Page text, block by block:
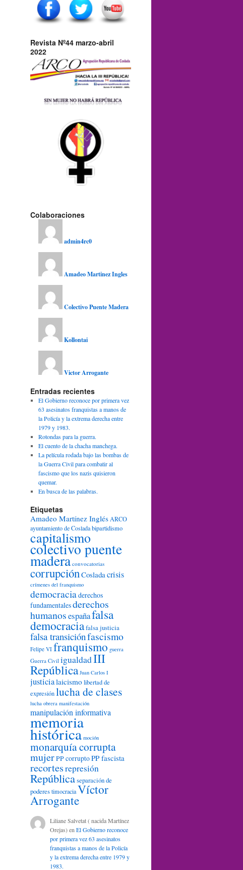
Revista Nº44 marzo-abril
2022
Colaboraciones
admin4rc0
Amadeo Martinez Ingles
Colectivo Puente Madera
Kollontai
Victor Arrogante
Entradas recientes
El Gobierno reconoce por primera vez
63 asesinatos franquistas a manos de
la Policía y la extrema derecha entre
1979 y 1983.
Rotondas para la guerra.
El cuento de la chacha manchega.
La película rodada bajo las bombas de
la Guerra Civil para combatir al
fascismo que los nazis quisieron
quemar.
En busca de las palabras.
Etiquetas
Amadeo Martínez Inglés ARCO
ayuntamiento de Cosladabipartidismo
capitalismo
colectivo puente
madera convocatorias
corrupciónCosladacrisis
crímenes del franquismo
democraciaderechos
fundamentalesderechos
humanosespañafalsa
democraciafalsa justicia
falsa transiciónfascismo
Felipe VI franquismo guerra
Guerra Civil igualdadIII
República Juan Carlos I
justicialaicismo libertad de
expresiónlucha de clases
lucha obrera manifestación
manipulación informativa
memoria
histórica moción
monarquía corrupta
mujerPP corruptoPP fascista
recortesrepresión
Repúblicaseparación de
poderestimocraciaVíctor
Arrogante
Liliane Salvetat ( nacida Martínez
Orejas)en El Gobierno reconoce
por primera vez 63 asesinatos
franquistas a manos de la Policía
y la extrema derecha entre 1979 y
1983.